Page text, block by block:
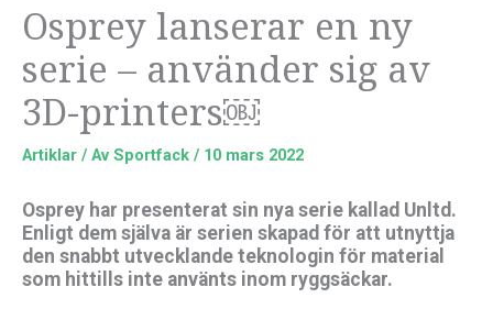
Osprey lanserar en ny
serie – använder sig av
3D-printers￼
Artiklar / Av Sportfack / 10 mars 2022
Osprey har presenterat sin nya serie kallad Unltd.
Enligt dem själva är serien skapad för att utnyttja
den snabbt utvecklande teknologin för material
som hittills inte använts inom ryggsäckar.